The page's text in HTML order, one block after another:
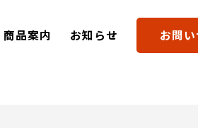
商品案内 お知らせ お問